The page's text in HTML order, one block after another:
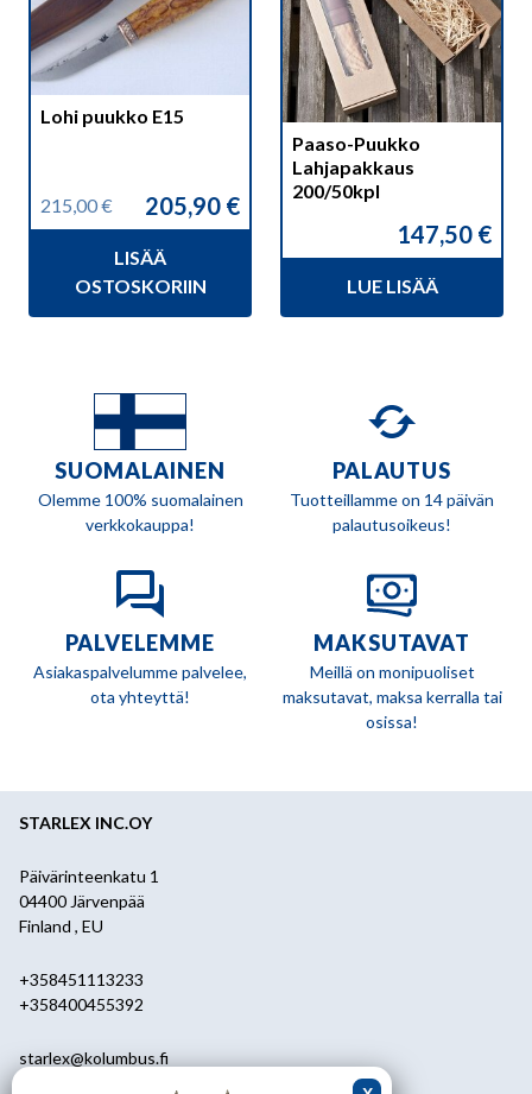
Lohi puukko E15
215,00€
Alkuperäinen
215,00 €.
205,90 €
Nykyinen
205,90 €.
LISÄÄ
OSTOSKORIIN
Paaso-Puukko
Lahjapakkaus
200/50kpl
147,50 €
LUE LISÄÄ
SUOMALAINEN
Olemme 100% suomalainen
verkkokauppa!
PALAUTUS
Tuotteillamme on 14 päivän
palautusoikeus!
PALVELEMME
Asiakaspalvelumme palvelee,
ota yhteyttä!
MAKSUTAVAT
Meillä on monipuoliset
maksutavat, maksa kerralla tai
osissa!
STARLEX INC.OY
Päivärinteenkatu 1
04400 Järvenpää
Finland , EU
+358451113233
+358400455392
starlex@kolumbus.fi